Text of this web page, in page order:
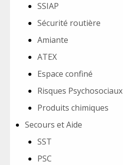
SSIAP
Sécurité routière
Amiante
ATEX
Espace confiné
Risques Psychosociaux
Produits chimiques
Secours et Aide
SST
PSC